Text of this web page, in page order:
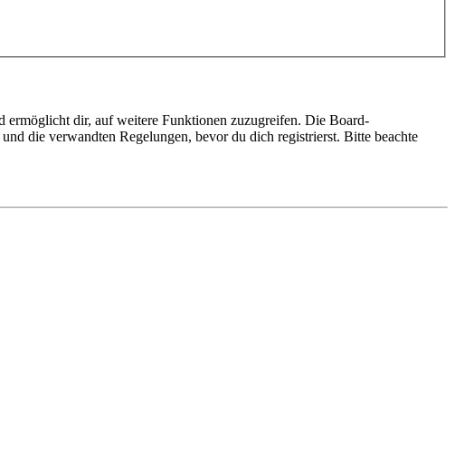
ermöglicht dir, auf weitere Funktionen zuzugreifen. Die Board-
die verwandten Regelungen, bevor du dich registrierst. Bitte beachte